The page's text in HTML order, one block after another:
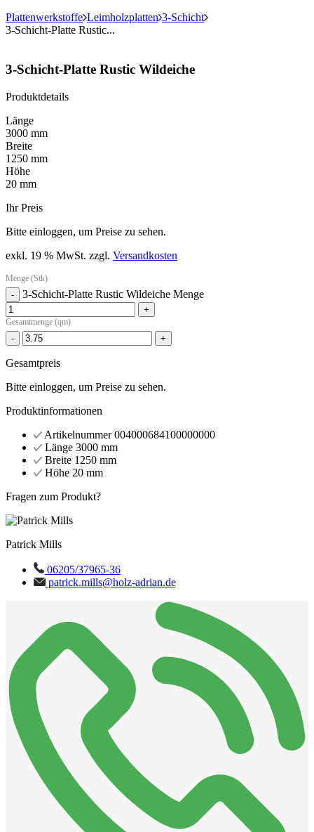
Plattenwerkstoffe Leimholzplatten 3-Schicht
3-Schicht-Platte Rustic...
3-Schicht-Platte Rustic Wildeiche
Produktdetails
Länge
3000 mm
Breite
1250 mm
Höhe
20 mm
Ihr Preis
Bitte einloggen, um Preise zu sehen.
exkl. 19 % MwSt. zzgl. Versandkosten
Menge (Stk)
- 3-Schicht-Platte Rustic Wildeiche Menge
+
Gesamtmenge (qm)
- +
Gesamtpreis
Bitte einloggen, um Preise zu sehen.
Produktinformationen
Artikelnummer 004000684100000000
Länge 3000 mm
Breite 1250 mm
Höhe 20 mm
Fragen zum Produkt?
Patrick Mills
06205/37965-36
patrick.mills@holz-adrian.de